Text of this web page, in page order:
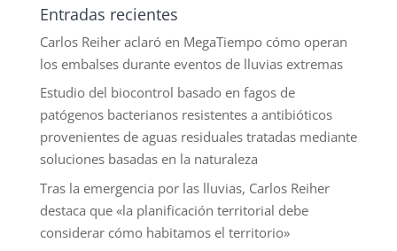
Entradas recientes
Carlos Reiher aclaró en MegaTiempo cómo operan
los embalses durante eventos de lluvias extremas
Estudio del biocontrol basado en fagos de
patógenos bacterianos resistentes a antibióticos
provenientes de aguas residuales tratadas mediante
soluciones basadas en la naturaleza
Tras la emergencia por las lluvias, Carlos Reiher
destaca que «la planificación territorial debe
considerar cómo habitamos el territorio»